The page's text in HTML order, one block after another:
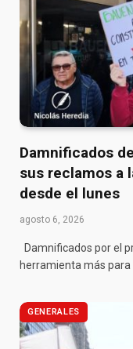
Damnificados
sus reclamos a
desde el lunes
agosto 6, 2026
Damnificados por el
herramienta más para
GENERALES